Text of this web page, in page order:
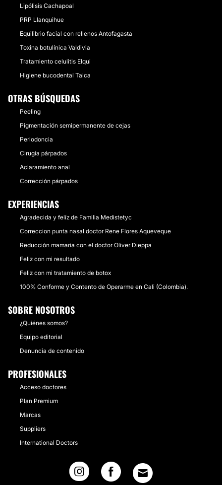
Lipólisis Cachapoal
PRP Llanquihue
Equilibrio facial con rellenos Antofagasta
Toxina botulínica Valdivia
Tratamiento celulitis Elqui
Higiene bucodental Talca
OTRAS BÚSQUEDAS
Peeling
Pigmentación semipermanente de cejas
Periodoncia
Cirugía párpados
Aclaramiento anal
Corrección párpados
EXPERIENCIAS
Agradecida y felíz de Familia Medistetyc
Correccion punta nasal doctor Rene Flores Aqueveque
Reducción mamaria con el doctor Oliver Dieppa
Feliz con mi resultado
Feliz con mi tratamiento de botox
100% Conforme y Contento de Operarme en Cali (Colombia).
SOBRE NOSOTROS
¿Quiénes somos?
Equipo editorial
Denuncia de contenido
PROFESIONALES
Acceso doctores
Plan Premium
Marcas
Suppliers
International Doctors